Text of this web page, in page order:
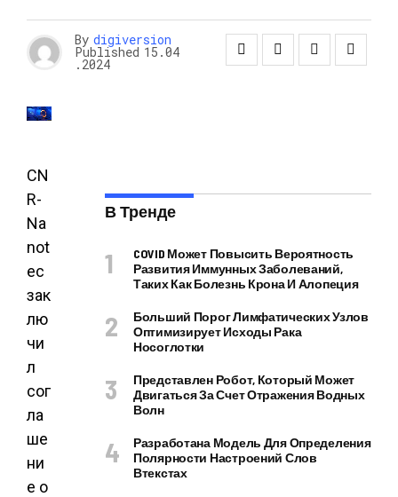
By digiversion
Published 15.04
.2024
CN
R-
Na
not
ec
зак
лю
чи
л
сог
ла
ше
ни
е о
В Тренде
COVID Может Повысить Вероятность
Развития Иммунных Заболеваний,
Таких Как Болезнь Крона И Алопеция
Больший Порог Лимфатических Узлов
Оптимизирует Исходы Рака
Носоглотки
Представлен Робот, Который Может
Двигаться За Счет Отражения Водных
Волн
Разработана Модель Для Определения
Полярности Настроений Слов
Втекстах